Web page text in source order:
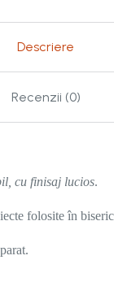
Descriere
Recenzii (0)
cu finisaj lucios.
folosite în